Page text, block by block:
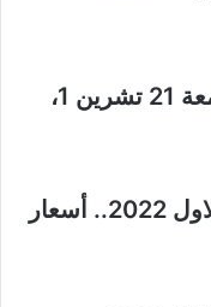
سعر الدولار في لبنان اليوم الجمعة 21 تشرين 1،
سعر الدولار الاثنين 10 تشرين الاول 2022.. أسعار